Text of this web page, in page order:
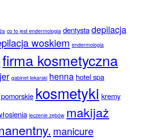
co to jest endermologia dentystadepilacja
woskiem endermologia
firma kosmetyczna
gabinet lekarski henna hotel spa
kosmetyki kremy
leczenie zębów makijaż
manicure